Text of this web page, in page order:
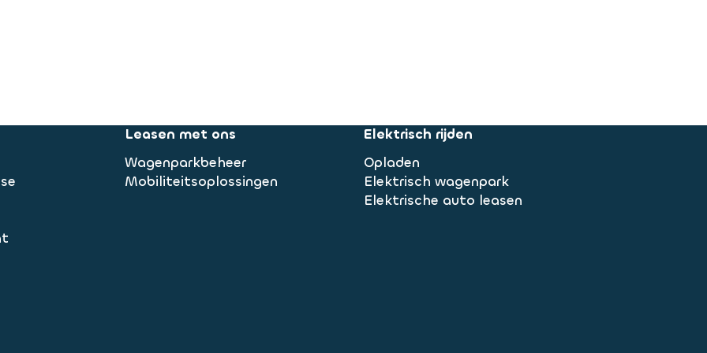
Leasen met ons
Wagenparkbeheer
Mobiliteitsoplossingen
Elektrisch rijden
Opladen
Elektrisch wagenpark
Elektrische auto leasen